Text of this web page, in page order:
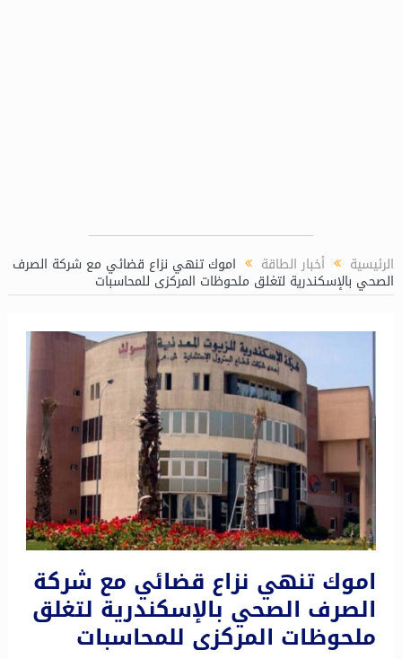
الرئيسية أخبار الطاقة اموك تنهي نزاع قضائي مع شركة الصرف
الصحي بالإسكندرية لتغلق ملحوظات المركزى للمحاسبات
اموك تنهي نزاع قضائي مع شركة
الصرف الصحي بالإسكندرية لتغلق
ملحوظات المركزى للمحاسبات